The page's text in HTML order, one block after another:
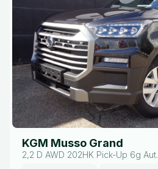
KGM Musso Grand
2,2 D AWD 202HK Pick-Up 6g Aut.